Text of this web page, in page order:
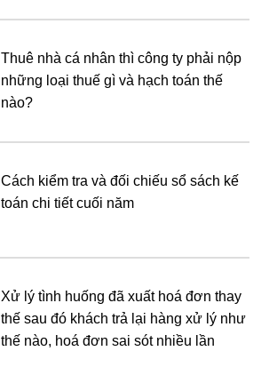
Thuê nhà cá nhân thì công ty phải nộp
những loại thuế gì và hạch toán thế
nào?
Cách kiểm tra và đối chiếu sổ sách kế
toán chi tiết cuối năm
Xử lý tình huống đã xuất hoá đơn thay
thế sau đó khách trả lại hàng xử lý như
thế nào, hoá đơn sai sót nhiều lần